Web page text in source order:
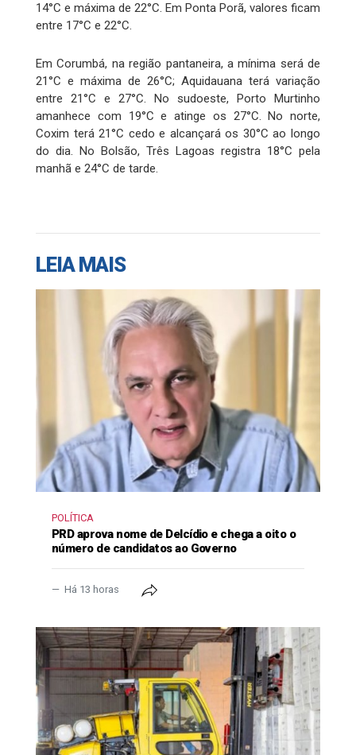
14°C e máxima de 22°C. Em Ponta Porã, valores ficam
entre 17°C e 22°C.
Em Corumbá, na região pantaneira, a mínima será de
21°C e máxima de 26°C; Aquidauana terá variação
entre 21°C e 27°C. No sudoeste, Porto Murtinho
amanhece com 19°C e atinge os 27°C. No norte,
Coxim terá 21°C cedo e alcançará os 30°C ao longo
do dia. No Bolsão, Três Lagoas registra 18°C pela
manhã e 24°C de tarde.
LEIA MAIS
POLÍTICA
PRD aprova nome de Delcídio e chega a oito o
número de candidatos ao Governo
Há 13 horas